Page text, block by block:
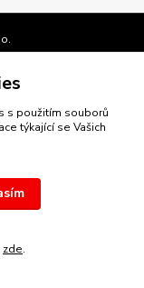
s použitím souborů
týkající se Vašich
zde.